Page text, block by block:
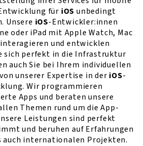
für iOS unbedingt
Unsere iOS-Entwickler:innen
oder iPad mit Apple Watch, Mac
interagieren und entwicklen
sich perfekt in die Infrastruktur
auch Sie bei Ihrem individuellen
unserer Expertise in der iOS-
Wir programmieren
Apps und beraten unsere
Themen rund um die App-
Leistungen sind perfekt
und beruhen auf Erfahrungen
auch internationalen Projekten.